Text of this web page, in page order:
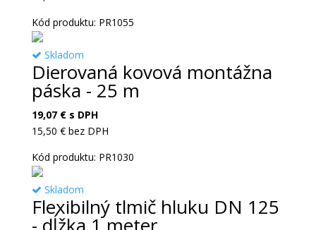
Kód produktu: PR1055
Skladom
Dierovaná kovová montážna
páska - 25 m
19,07 €s DPH
15,50 €bez DPH
Kód produktu: PR1030
Skladom
Flexibilný tlmič hluku DN 125